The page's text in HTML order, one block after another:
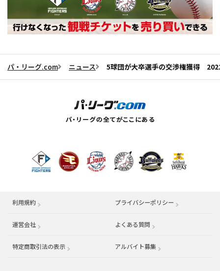
パ・リーグ.com ニュース 5球団が大卒選手の交渉権獲得
利用規約 プライバシーポリシー
運営会社 （別ウィンドウで開く） よくある質問
特定商取引法の表示 アルバイト募集 （別ウィンドウで開く